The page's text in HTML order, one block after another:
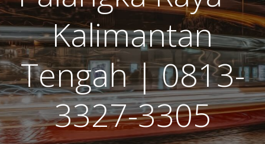
Kalimantan
Tengah | 0813-
3327-3305